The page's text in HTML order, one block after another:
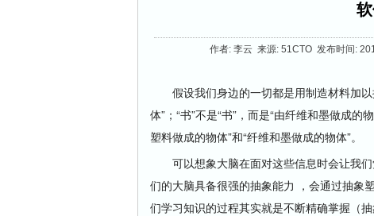
作者: 李云 来源: 51CTO 发布时间:
假设我们身边的一切都是用制造材料加以
体”；“书”不是“书”，而是“由纤维和墨做成的
塑料做成的物体”和“纤维和墨做成的物体”。
可以想象大脑在面对这些信息时会让我们
们的大脑具备很强的抽象能力 ，会通过抽象
们学习知识的过程其实就是不断精确掌握（